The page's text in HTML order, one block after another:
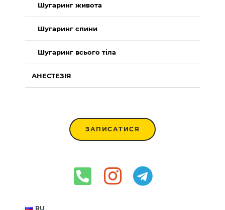
Шугаринг живота
Шугаринг спини
Шугаринг всього тіла
АНЕСТЕЗІЯ
ЗАПИСАТИСЯ
RU